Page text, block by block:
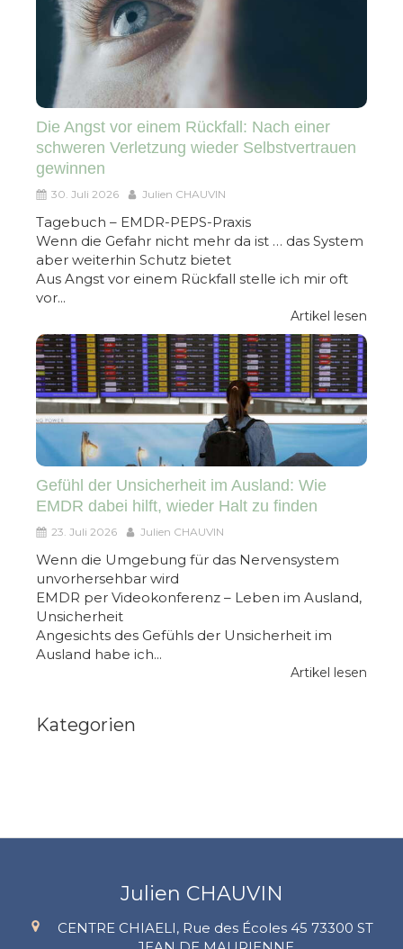
Die Angst vor einem Rückfall: Nach einer
schweren Verletzung wieder Selbstvertrauen
gewinnen
30. Juli 2026 Julien CHAUVIN
Tagebuch – EMDR-PEPS-Praxis
Wenn die Gefahr nicht mehr da ist … das System
aber weiterhin Schutz bietet
Aus Angst vor einem Rückfall stelle ich mir oft
vor...
Artikel lesen
Gefühl der Unsicherheit im Ausland: Wie
EMDR dabei hilft, wieder Halt zu finden
23. Juli 2026 Julien CHAUVIN
Wenn die Umgebung für das Nervensystem
unvorhersehbar wird
EMDR per Videokonferenz – Leben im Ausland,
Unsicherheit
Angesichts des Gefühls der Unsicherheit im
Ausland habe ich...
Artikel lesen
Kategorien
Julien CHAUVIN
CENTRE CHIAELI, Rue des Écoles 45 73300 ST